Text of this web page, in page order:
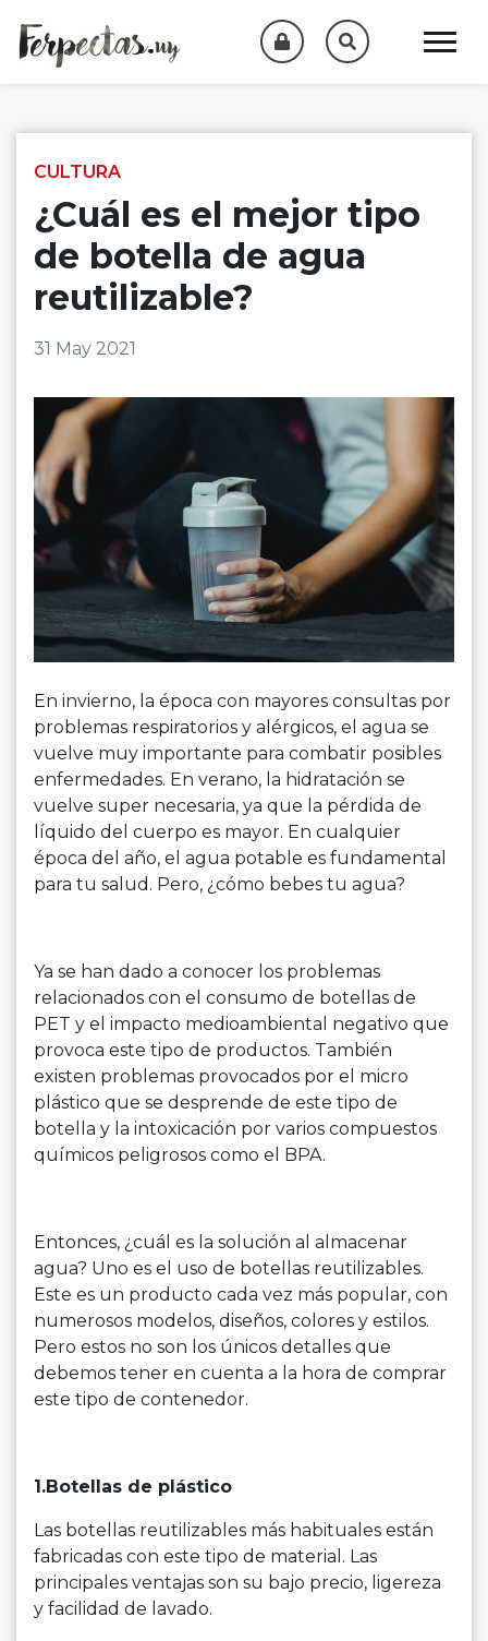
CULTURA
¿Cuál es el mejor tipo
de botella de agua
reutilizable?
31 May 2021
En invierno, la época con mayores consultas por
problemas respiratorios y alérgicos, el agua se
vuelve muy importante para combatir posibles
enfermedades. En verano, la hidratación se
vuelve super necesaria, ya que la pérdida de
líquido del cuerpo es mayor. En cualquier
época del año, el agua potable es fundamental
para tu salud. Pero, ¿cómo bebes tu agua?
Ya se han dado a conocer los problemas
relacionados con el consumo de botellas de
PET y el impacto medioambiental negativo que
provoca este tipo de productos. También
existen problemas provocados por el micro
plástico que se desprende de este tipo de
botella y la intoxicación por varios compuestos
químicos peligrosos como el BPA.
Entonces, ¿cuál es la solución al almacenar
agua? Uno es el uso de botellas reutilizables.
Este es un producto cada vez más popular, con
numerosos modelos, diseños, colores y estilos.
Pero estos no son los únicos detalles que
debemos tener en cuenta a la hora de comprar
este tipo de contenedor.
1.Botellas de plástico
Las botellas reutilizables más habituales están
fabricadas con este tipo de material. Las
principales ventajas son su bajo precio, ligereza
y facilidad de lavado.